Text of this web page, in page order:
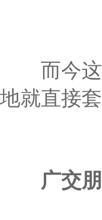
而今这
地就直接
广交朋